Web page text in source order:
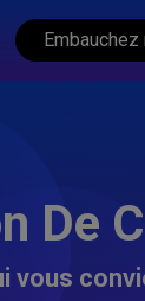
Embauchez
De
vous